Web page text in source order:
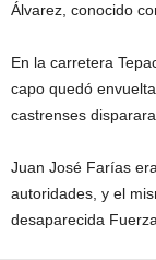
Álvarez, conocido
En la carretera
capo quedó
castrenses
Juan José Farías
autoridades, y el
desaparecida